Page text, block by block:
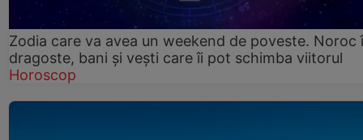
Zodia care va avea un weekend de poveste. Noroc
dragoste, bani și vești care îi pot schimba viitorul
Horoscop